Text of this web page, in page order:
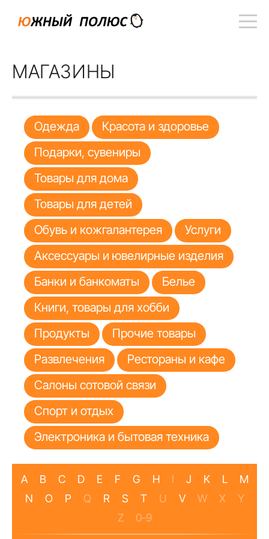
МАГАЗИНЫ
Одежда
Красота и здоровье
Подарки, сувениры
Товары для дома
Товары для детей
Обувь и кожгалантерея
Услуги
Аксессуары и ювелирные изделия
Банки и банкоматы
Белье
Книги, товары для хобби
Продукты
Прочие товары
Развлечения
Рестораны и кафе
Салоны сотовой связи
Спорт и отдых
Электроника и бытовая техника
A B C D E F G H I J K L
M
N
O P Q R S T U V W X
Y
Z
0-9